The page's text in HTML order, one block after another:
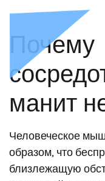
Почему
манит
Человеческое
образом, что
близлежащую